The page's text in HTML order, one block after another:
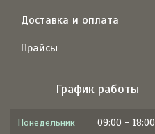
Доставка и оплата
Прайсы
График работы
Понедельник 09:00
18:00